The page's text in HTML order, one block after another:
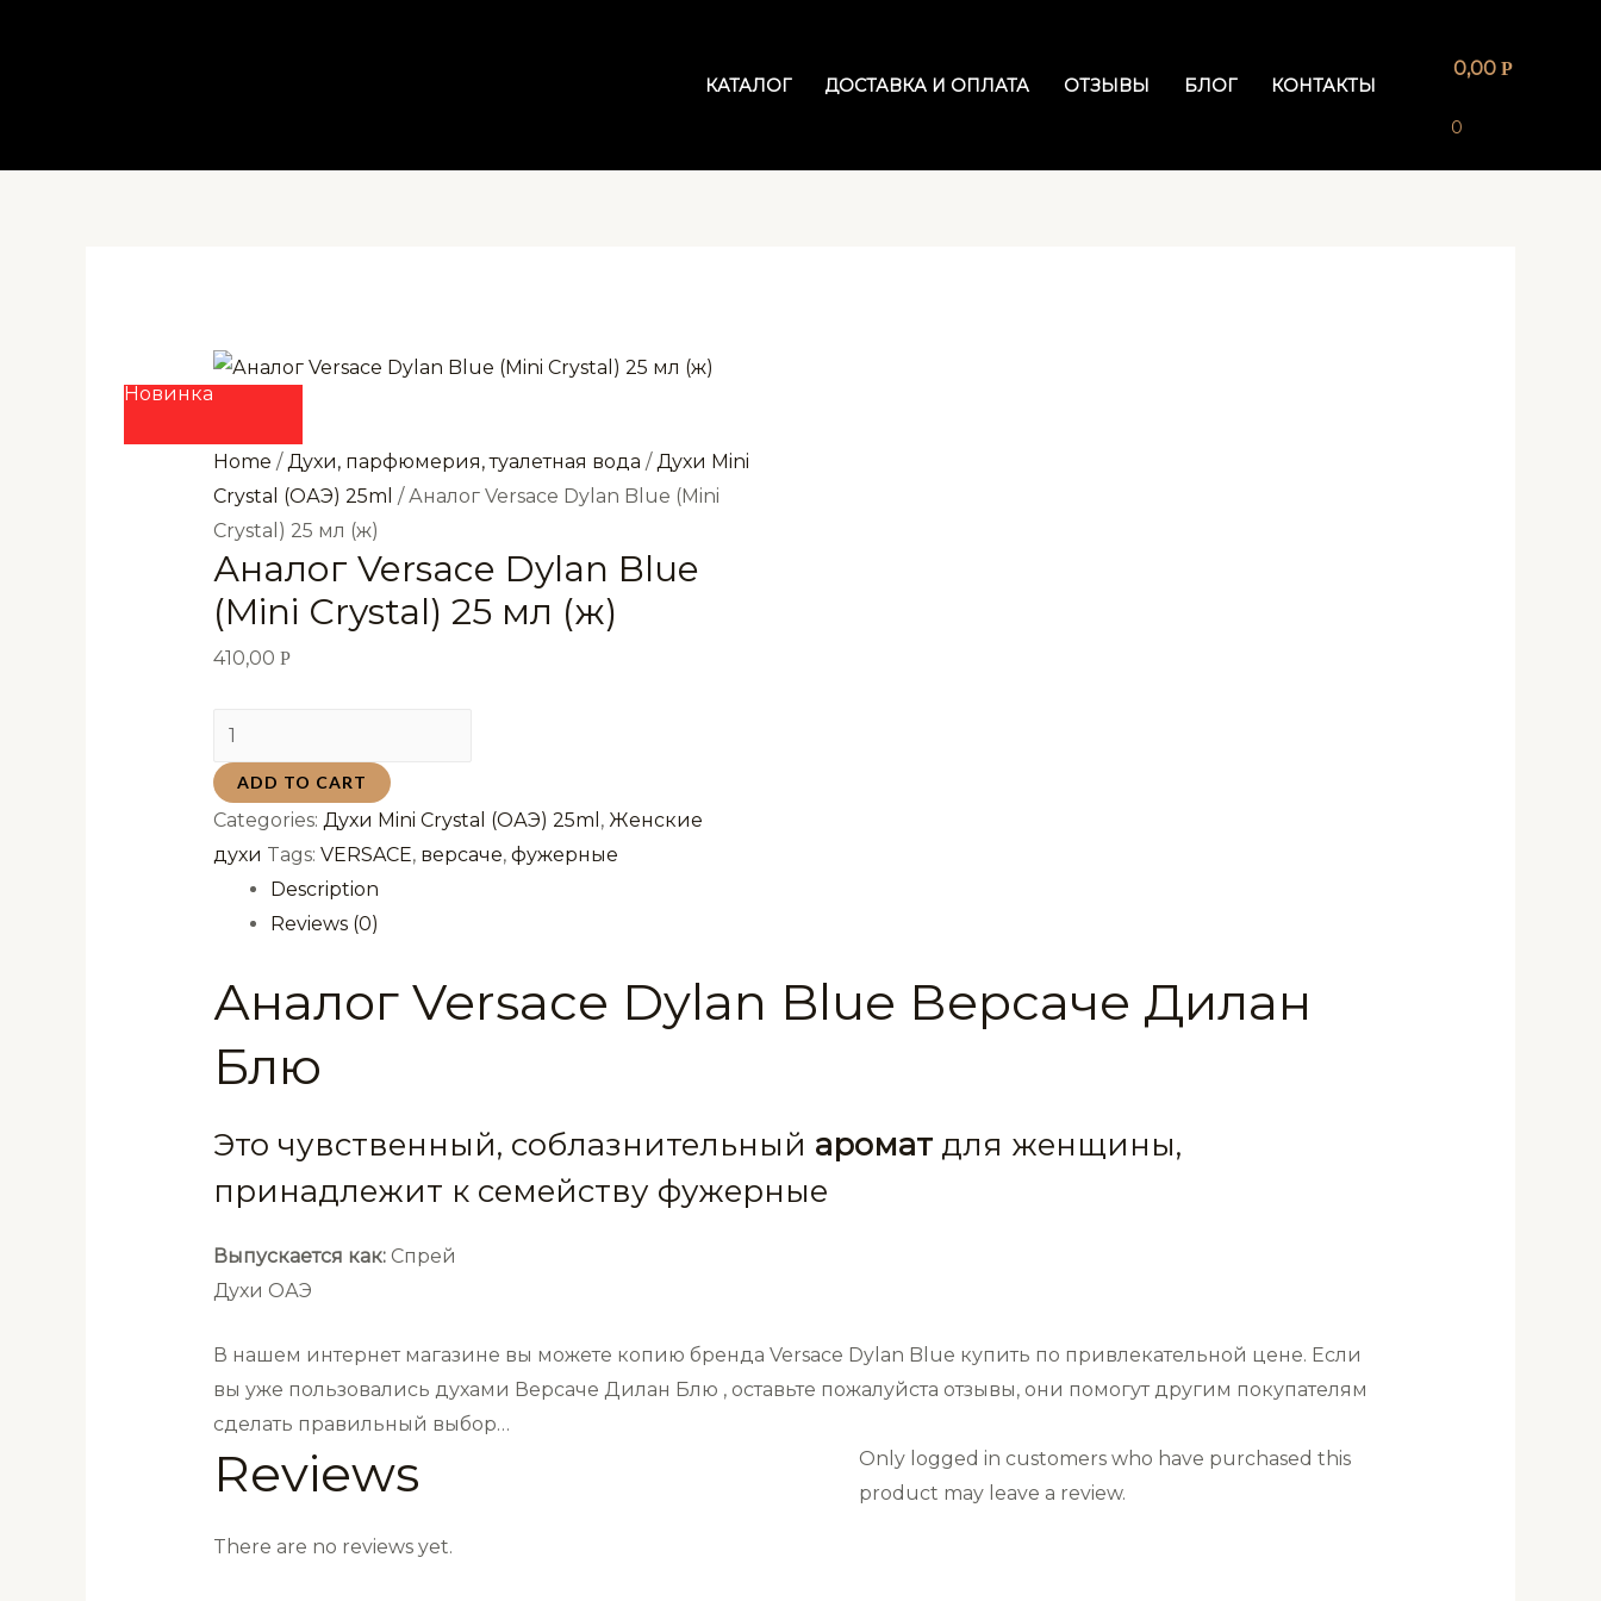
КАТАЛОГ ДОСТАВКА И ОПЛАТА ОТЗЫВЫ БЛОГ КОНТАКТЫ
0,00 Р
0
Новинка
Home / Духи, парфюмерия, туалетная вода / Духи Mini
Crystal (ОАЭ) 25ml / Аналог Versace Dylan Blue (Mini
Crystal) 25 мл (ж)
Аналог Versace Dylan Blue
(Mini Crystal) 25 мл (ж)
410,00 Р
Аналог
Versace
Dylan
Blue
(Mini
Crystal) 25
quantity
ADD TO CART
Categories: Духи Mini Crystal (ОАЭ) 25ml , Женские
духи Tags: VERSACE, версаче, фужерные
Description
Reviews (0)
Аналог Versace Dylan Blue Версаче Дилан
Блю
Это чувственный, соблазнительный ароматдля женщины,
принадлежит к семейству фужерные
Выпускается как: Спрей
Духи ОАЭ
В нашем интернет магазине вы можете копию бренда Versace Dylan Blue купить по привлекательной цене. Если
вы уже пользовались духами Версаче Дилан Блю , оставьте пожалуйста отзывы, они помогут другим покупателям
сделать правильный выбор…
Reviews
There are no reviews yet.
Only logged in customers who have purchased this
product may leave a review.